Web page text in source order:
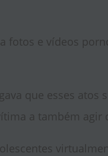
fotos e vídeos
que esses atos
a também